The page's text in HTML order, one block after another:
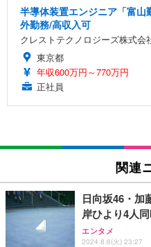
半導体装置エンジニア「富
外勤務/高収入可
クレストテクノロジーズ株式会
東京都
年収600万円～770万円
正社員
関連
日向坂46・加
岸ひより4人
エンタメ
2024.8.6(火) 23:27